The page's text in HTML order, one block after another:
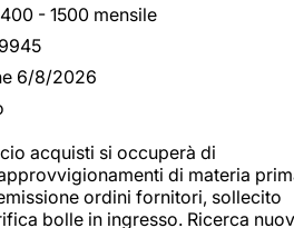
- 1500 mensile
6/8/2026
acquisti si occuperà di
di materia
ordini fornitori, sollecito
bolle in ingresso. Ricerca